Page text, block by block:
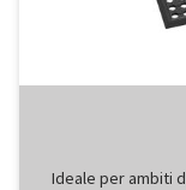
Ideale per ambiti